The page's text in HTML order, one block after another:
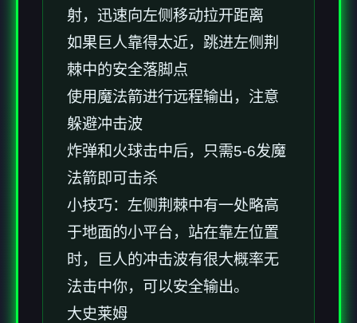
射，迅速向左侧移动拉开距离
如果巨人靠得太近，跳进左侧荆
棘中的安全落脚点
使用魔法箭进行远程输出，注意
躲避冲击波
炸弹和火球击中后，只需5-6发魔
法箭即可击杀
小技巧：左侧荆棘中有一处略高
于地面的小平台，站在靠左位置
时，巨人的冲击波有很大概率无
法击中你，可以安全输出。
大史莱姆